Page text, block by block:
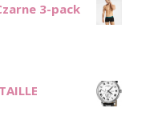
3-pack